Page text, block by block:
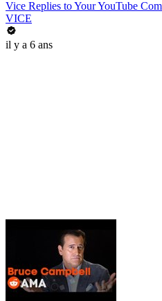
Vice Replies to Your YouTube
VICE
il y a 6 ans